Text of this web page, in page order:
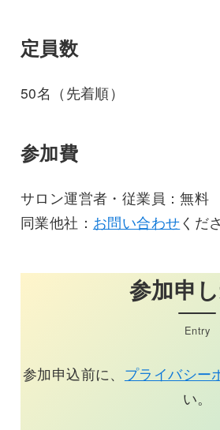
定員数
50名（先着順）
参加費
サロン運営者・従業員：無料
同業他社： お問い合わせくだ
参加申
Entry
参加申込前に、 プライバシー
い。